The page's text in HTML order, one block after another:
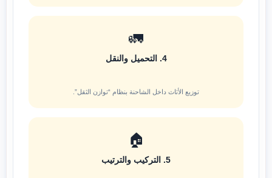
🚛
4. التحميل والنقل
توزيع الأثاث داخل الشاحنة بنظام “توازن الثقل”.
🏠
5. التركيب والترتيب